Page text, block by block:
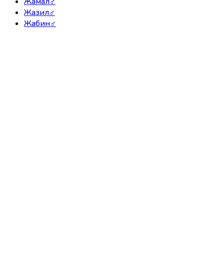
Жазил♂
Жабин♂